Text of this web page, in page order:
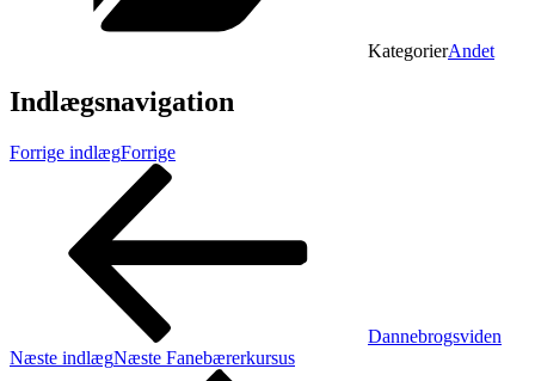
KategorierAndet
Indlægsnavigation
Forrige indlægForrige
Dannebrogsviden
Næste indlægNæste Fanebærerkursus